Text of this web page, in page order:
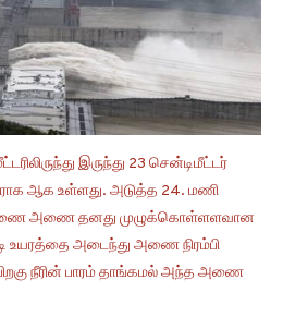
இருந்து 23 சென்டிமீட்டர்
ஆக உள்ளது. அடுத்த 24. மணி
அணை தனது முழுக்கொள்ளளவான
உயரத்தை அடைந்து அணை நிரம்பி
பிறகு நீரின் பாரம் தாங்கமல் அந்த அணை